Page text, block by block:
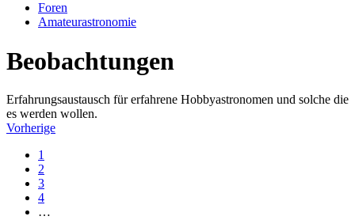
Foren
Amateurastronomie
Beobachtungen
Erfahrungsaustausch für erfahrene Hobbyastronomen und solche die
es werden wollen.
Vorherige
1
2
3
4
…